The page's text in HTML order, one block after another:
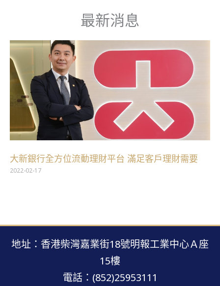
最新消息
大新銀行全方位流動理財平台 滿足客戶理財需要
2022-02-17
地址：香港柴灣嘉業街18號明報工業中心Ａ座
15樓
電話：(852)25953111